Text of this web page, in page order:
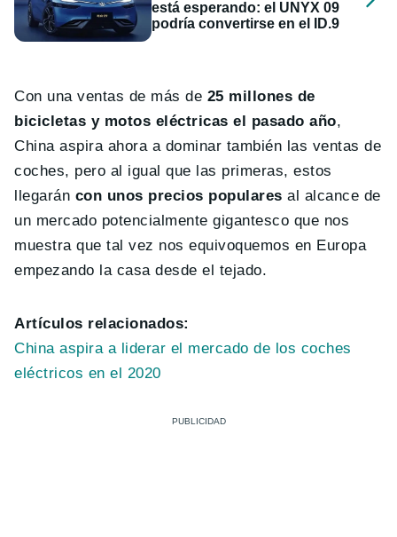
está esperando: el UNYX 09
podría convertirse en el ID.9
Con una ventas de más de 25 millones de
bicicletas y motos eléctricas el pasado año,
China aspira ahora a dominar también las ventas de
coches, pero al igual que las primeras, estos
llegarán con unos precios populares al alcance de
un mercado potencialmente gigantesco que nos
muestra que tal vez nos equivoquemos en Europa
empezando la casa desde el tejado.
Artículos relacionados:
China aspira a liderar el mercado de los coches
eléctricos en el 2020